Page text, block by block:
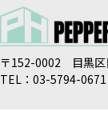
〒152-0002 目黒区
TEL：03-5794-